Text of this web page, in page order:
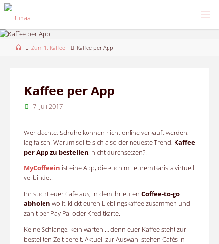
Skip
to
HomeZum 1. Kaffee Kaffee per App
Kaffee per App
7. Juli 2017
Wer dachte, Schuhe können nicht online verkauft werden,
lag falsch. Warum sollte sich also der neueste Trend, Kaffee
per App zu bestellen, nicht durchsetzen?!
MyCoffeein ist eine App, die euch mit eurem Barista virtuell
verbindet.
Ihr sucht euer Cafe aus, in dem ihr euren Coffee-to-go
abholen wollt, klickt euren Lieblingskaffee zusammen und
zahlt per Pay Pal oder Kreditkarte.
Keine Schlange, kein warten … denn euer Kaffee steht zur
bestellten Zeit bereit. Aktuell zur Auswahl stehen Cafés in